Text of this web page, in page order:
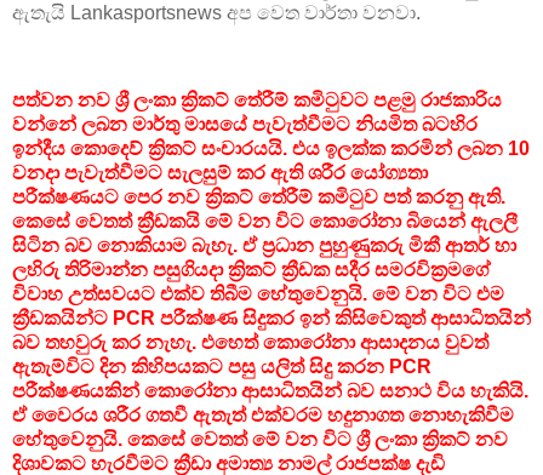
ඇතැයි Lankasportsnews අප වෙත වාර්තා වනවා.
පත්වන නව ශ්‍රී ලංකා ක්‍රිකට් තේරීම් කමිටුවට පළමු රාජකාරිය
වන්නේ ලබන මාර්තු මාසයේ පැවැත්වීමට නියමිත බටහිර
ඉන්දීය කොදෙව් ක්‍රිකට් සංචාරයයි. එය ඉලක්ක කරමින් ලබන 10
වනදා පැවැත්වීමට සැලසුම් කර ඇති ශරීර යෝග්‍යතා
පරීක්ෂණයට පෙර නව ක්‍රිකට් තේරීම් කමිටුව පත් කරනු ඇති.
කෙසේ වෙතත් ක්‍රීඩකයි මේ වන විට කොරෝනා බියෙන් ඇලලී
සිටින බව නොකියාම බැහැ. ඒ ප්‍රධාන පුහුණුකරු මිකී ආතර් හා
ලහිරු තිරිමාන්න පසුගියදා ක්‍රිකට් ක්‍රීඩක සදීර සමරවික්‍රමගේ
විවාහ උත්සවයට එක්ව තිබීම හේතුවෙනුයි. මේ වන විට එම
ක්‍රීඩකයින්ට PCR පරීක්ෂණ සිදුකර ඉන් කිසිවෙකුත් ආසාධිතයින්
බව තහවුරු කර නැහැ. එහෙත් කොරෝනා ආසාදනය වුවත්
ඇතැම්විට දින කිහිපයකට පසු යලිත් සිදු කරන PCR
පරීක්ෂණයකින් කොරෝනා ආසාධිතයින් බව සනාථ විය හැකියි.
ඒ වෛරය ශරීර ගතවී ඇතැත් එක්වරම හදුනාගත නොහැකිවීම
හේතුවෙනුයි. කෙසේ වෙතත් මේ වන විට ශ්‍රී ලංකා ක්‍රිකට් නව
දිශාවකට හැරවීමට ක්‍රීඩා අමාත්‍ය නාමල් රාජපක්ෂ දැඩි